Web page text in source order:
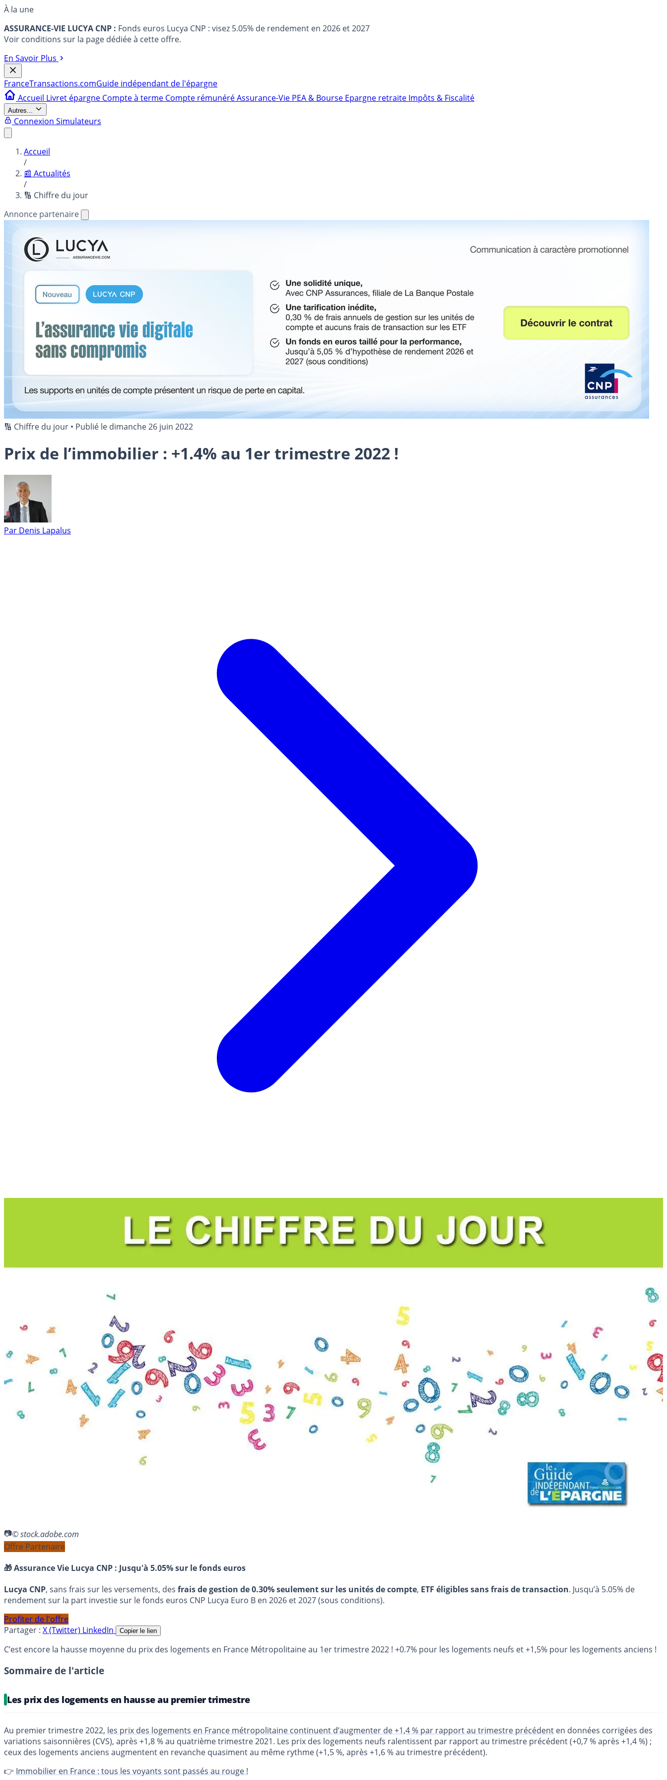
À la une
ASSURANCE-VIE LUCYA CNP : Fonds euros Lucya CNP : visez 5.05% de rendement en 2026 et 2027
Voir conditions sur la page dédiée à cette offre.
En Savoir Plus
FranceTransactions.comGuide indépendant de l'épargne
Accueil Livret épargne Compte à terme Compte rémunéréAssurance-Vie PEA & Bourse Epargne retraite Impôts & Fiscalité
Autres...
Connexion Simulateurs
Accueil
/
📰 Actualités
/
🔢 Chiffre du jour
Annonce partenaire
🔢 Chiffre du jour • Publié le dimanche 26 juin 2022
Prix de l’immobilier : +1.4% au 1er trimestre 2022 !
Par Denis Lapalus
© stock.adobe.com
Offre Partenaire
🎁 Assurance Vie Lucya CNP : Jusqu'à 5.05% sur le fonds euros
Lucya CNP, sans frais sur les versements, des frais de gestion de 0.30% seulement sur les unités de compte, ETF éligibles sans frais de transaction. Jusqu’à 5.05% de
rendement sur la part investie sur le fonds euros CNP Lucya Euro B en 2026 et 2027 (sous conditions).
Profiter de l'offre
Partager : X (Twitter) LinkedIn Copier le lien
C’est encore la hausse moyenne du prix des logements en France Métropolitaine au 1er trimestre 2022 ! +0.7% pour les logements neufs et +1,5% pour les logements anciens !
Sommaire de l'article
Les prix des logements en hausse au premier trimestre
Au premier trimestre 2022, les prix des logements en France métropolitaine continuent d’augmenter de +1,4 % par rapport au trimestre précédent en données corrigées des
variations saisonnières (CVS), après +1,8 % au quatrième trimestre 2021. Les prix des logements neufs ralentissent par rapport au trimestre précédent (+0,7 % après +1,4 %) ;
ceux des logements anciens augmentent en revanche quasiment au même rythme (+1,5 %, après +1,6 % au trimestre précédent).
👉 Immobilier en France : tous les voyants sont passés au rouge !